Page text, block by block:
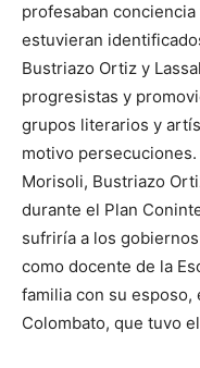
profesaban
estuvieran
Bustriazo Ortiz y
progresistas y
grupos literarios y
motivo persecuciones.
Morisoli, Bustriazo
durante el Plan
sufriría a los
como docente de la
familia con su
Colombato, que tuvo